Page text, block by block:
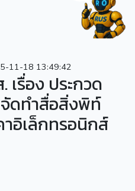
11-18 13:49:42
เรื่อง ประกวด
จัดทำสื่อสิ่งพิท์
าอิเล็กทรอนิกส์